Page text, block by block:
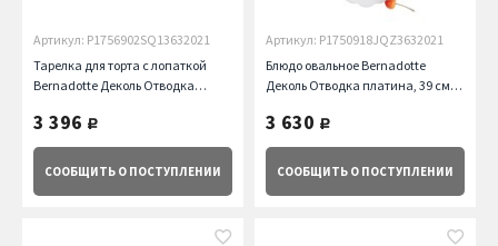
Артикул: P1756902SQ13632021
Тарелка для торта с лопаткой
Bernadotte Деколь Отводка
3 396 руб.
СООБЩИТЬ О ПОСТУПЛЕНИИ
Артикул: P1750918JQZ3632021
Блюдо овальное Bernadotte
Деколь Отводка платина, 39 см
3 630 руб.
СООБЩИТЬ О ПОСТУПЛЕНИИ